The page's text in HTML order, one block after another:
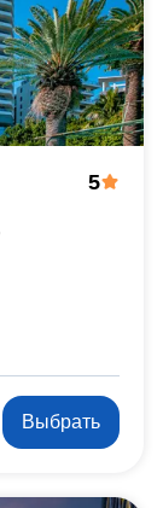
5
Выбрать